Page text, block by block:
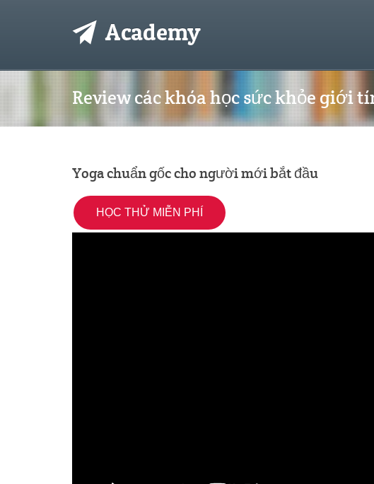
Review các khóa học sức khỏe giới
Yoga chuẩn gốc cho người mới bắt đầu
HỌC THỬ MIỄN PHÍ